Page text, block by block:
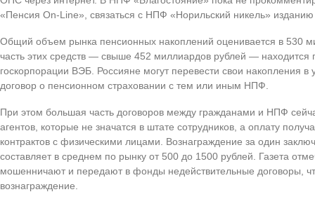
«Пенсия On-Line», связаться с НПФ «Норильский никель»
Общий объем рынка пенсионных накоплений оценивается в 530
часть этих средств — свыше 452 миллиардов рублей — находится
госкорпорации ВЭБ. Россияне могут перевести свои накопления
договор о пенсионном страховании с тем или иным НПФ.
При этом большая часть договоров между гражданами и НПФ
агентов, которые не значатся в штате сотрудников, а оплату
контрактов с физическими лицами. Вознаграждение за один
составляет в среднем по рынку от 500 до 1500 рублей. Газета
мошенничают и передают в фонды недействительные договоры,
вознаграждение.